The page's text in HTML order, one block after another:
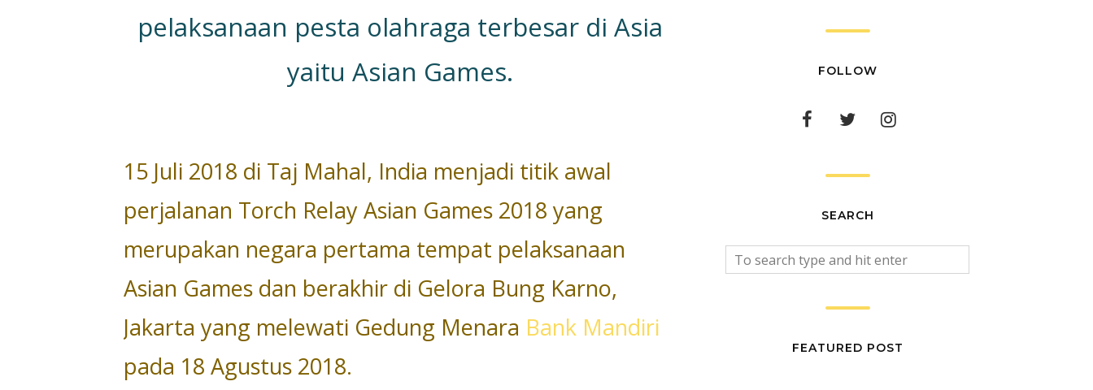
pelaksanaan pesta olahraga terbesar di Asia
yaitu Asian Games.
15 Juli 2018 di Taj Mahal, India menjadi titik awal
perjalanan Torch Relay Asian Games 2018 yang
merupakan negara pertama tempat pelaksanaan
Asian Games dan berakhir di Gelora Bung Karno,
Jakarta yang melewati Gedung Menara Bank Mandiri
pada 18 Agustus 2018.
FOLLOW
SEARCH
FEATURED POST